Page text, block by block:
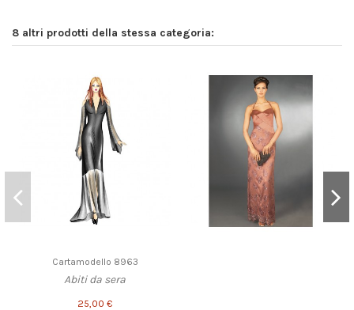
8 altri prodotti della stessa categoria:
Cartamodello 8963
Abiti da sera
25,00 €